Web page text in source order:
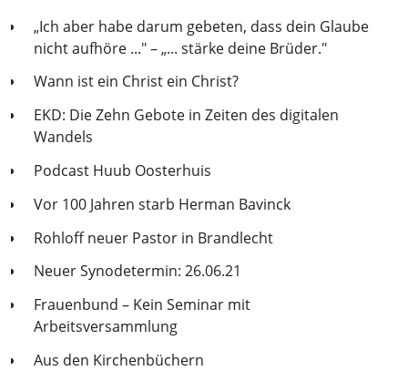
„Ich aber habe darum gebeten, dass dein Glaube
nicht aufhöre ..." – „... stärke deine Brüder."
Wann ist ein Christ ein Christ?
EKD: Die Zehn Gebote in Zeiten des digitalen
Wandels
Podcast Huub Oosterhuis
Vor 100 Jahren starb Herman Bavinck
Rohloff neuer Pastor in Brandlecht
Neuer Synodetermin: 26.06.21
Frauenbund – Kein Seminar mit
Arbeitsversammlung
Aus den Kirchenbüchern